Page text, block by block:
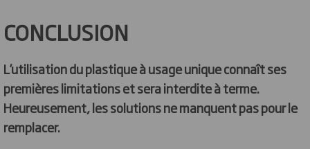
CONCLUSION
L’utilisation du plastique à usage unique connaît ses
premières limitations et sera interdite à terme.
Heureusement, les solutions ne manquent pas pour le
remplacer.